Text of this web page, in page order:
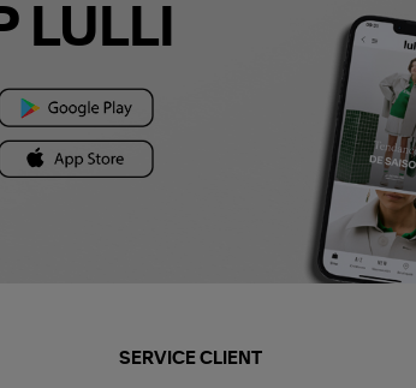
LULLI
SERVICE CLIENT